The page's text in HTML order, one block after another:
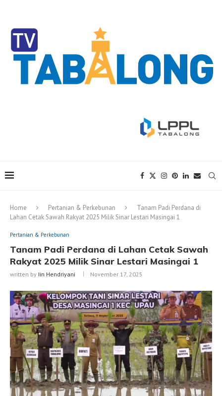
Home Pertanian & Perkebunan
Tanam Padi Perdana di
Lahan Cetak Sawah Rakyat 2025 Milik Sinar Lestari Masingai 1
Pertanian & Perkebunan
Tanam Padi Perdana di Lahan Cetak Sawah
Rakyat 2025 Milik Sinar Lestari Masingai 1
written by Iin Hendriyani November 17, 2025